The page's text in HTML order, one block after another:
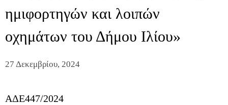
ημιφορτηγών και λοιπών
οχημάτων του Δήμου Ιλίου»
27 Δεκεμβρίου, 2024
ΑΔΕ447/2024